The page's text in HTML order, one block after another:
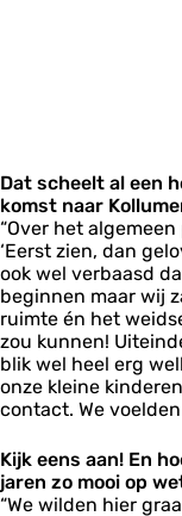
Dat scheelt al een
komst naar
“Over het
‘Eerst zien, dan
ook wel verbaasd
beginnen maar wij
ruimte én het
zou kunnen!
blik wel heel erg
onze kleine
contact. We
Kijk eens aan! En
jaren zo mooi op
“We wilden hier